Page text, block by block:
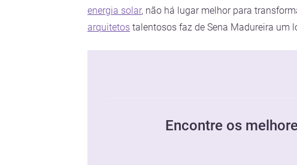
energia solar, não há lugar melhor para
arquitetos talentosos faz de Sena Madureira um
Encontre os